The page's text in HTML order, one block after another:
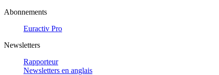
Abonnements
Euractiv Pro
Newsletters
Rapporteur
Newsletters en anglais